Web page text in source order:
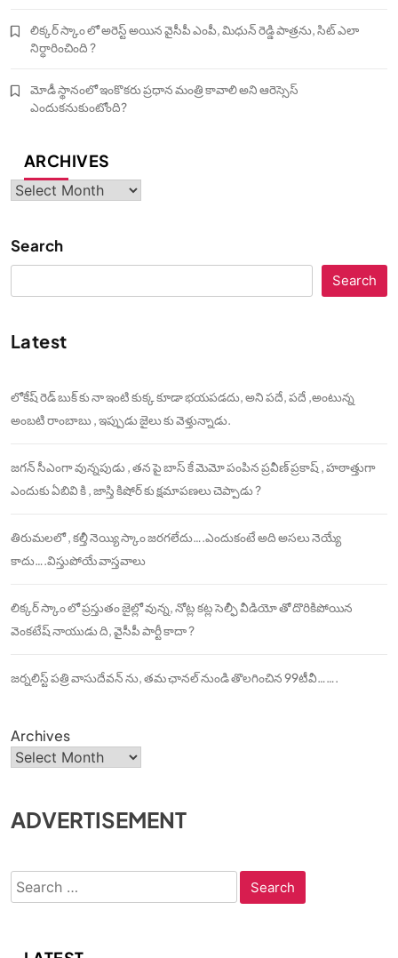
లిక్కర్ స్కాం లో అరెస్ట్ అయిన వైసీపీ ఎంపీ, మిధున్ రెడ్డి పాత్రను, సిట్ ఎలా
నిర్ధారించింది ?
మోడీ స్థానంలో ఇంకొకరు ప్రధాన మంత్రి కావాలి అని ఆరెస్సెస్‌
ఎందుకనుకుంటోంది?
ARCHIVES
Archives
Search
Search
Latest
లోకేష్ రెడ్ బుక్ కు నా ఇంటి కుక్క కూడా భయపడదు, అని పదే, పదే ,అంటున్న
అంబటి రాంబాబు , ఇప్పుడు జైలు కు వెళ్తున్నాడు.
జగన్ సీఎంగా వున్నపుడు , తన పై బాస్ కే మెమో పంపిన ప్రవీణ్ ప్రకాష్ , హఠాత్తుగా
ఎందుకు ఏబివి కి , జాస్తి కిషోర్ కు క్షమాపణలు చెప్పాడు ?
తిరుమలలో , కల్తీ నెయ్యి స్కాం జరగలేదు….ఎందుకంటే అది అసలు నెయ్యే
కాదు….విస్తుపోయే వాస్తవాలు
లిక్కర్ స్కాం లో ప్రస్తుతం జైల్లో వున్న, నోట్ల కట్ల సెల్ఫీ వీడియో తో దొరికిపోయిన
వెంకటేష్ నాయుడు ది, వైసీపీ పార్టీ కాదా ?
జర్నలిస్ట్ పత్రి వాసుదేవన్ ను, తమ ఛానల్ నుండి తొలగించిన 99టీవీ…….
Archives
ADVERTISEMENT
Search
for: